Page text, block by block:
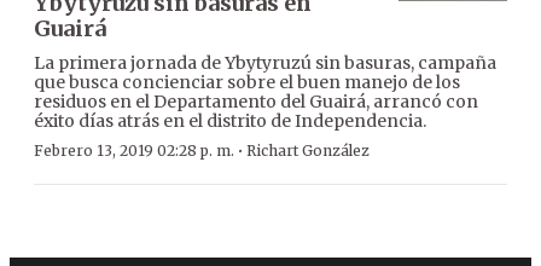
Guairá
La primera jornada de Ybytyruzú sin basuras, campaña
que busca concienciar sobre el buen manejo de los
residuos en el Departamento del Guairá, arrancó con
éxito días atrás en el distrito de Independencia.
Febrero 13, 2019 02:28 p. m. · Richart González